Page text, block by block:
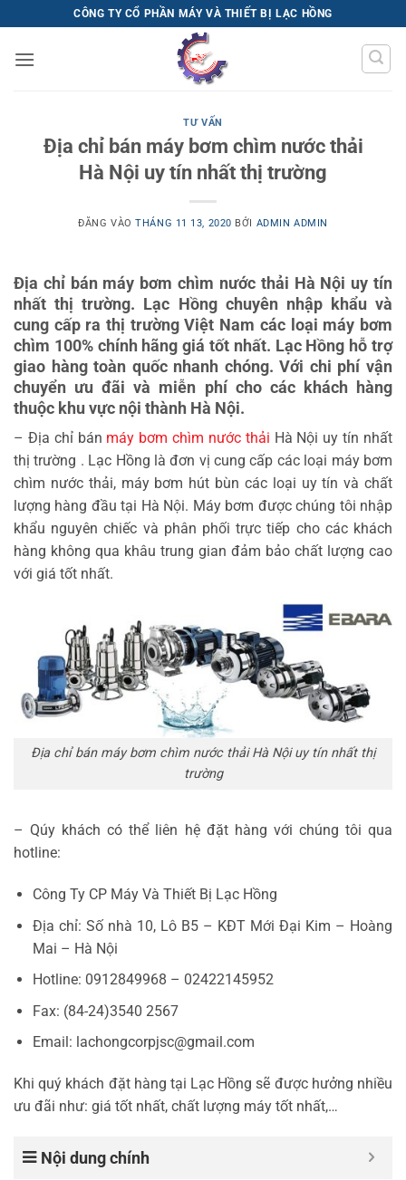
qua
nội
CÔNG TY CỔ PHẦN MÁY VÀ THIẾT BỊ LẠC HỒNG
TƯ VẤN
Địa chỉ bán máy bơm chìm nước thải
Hà Nội uy tín nhất thị trường
ĐĂNG VÀOTHÁNG 11 13, 2020 BỞI ADMIN ADMIN
Địa chỉ bán máy bơm chìm nước thải Hà Nội uy tín
nhất thị trường. Lạc Hồng chuyên nhập khẩu và
cung cấp ra thị trường Việt Nam các loại máy bơm
chìm 100% chính hãng giá tốt nhất. Lạc Hồng hỗ trợ
giao hàng toàn quốc nhanh chóng. Với chi phí vận
chuyển ưu đãi và miễn phí cho các khách hàng
thuộc khu vực nội thành Hà Nội.
– Địa chỉ bán máy bơm chìm nước thải Hà Nội uy tín nhất
thị trường . Lạc Hồng là đơn vị cung cấp các loại máy bơm
chìm nước thải, máy bơm hút bùn các loại uy tín và chất
lượng hàng đầu tại Hà Nội. Máy bơm được chúng tôi nhập
khẩu nguyên chiếc và phân phối trực tiếp cho các khách
hàng không qua khâu trung gian đảm bảo chất lượng cao
với giá tốt nhất.
Địa chỉ bán máy bơm chìm nước thải Hà Nội uy tín nhất thị
trường
– Qúy khách có thể liên hệ đặt hàng với chúng tôi qua
hotline:
Công Ty CP Máy Và Thiết Bị Lạc Hồng
Địa chỉ: Số nhà 10, Lô B5 – KĐT Mới Đại Kim – Hoàng
Mai – Hà Nội
Hotline: 0912849968 – 02422145952
Fax: (84-24)3540 2567
Email: lachongcorpjsc@gmail.com
Khi quý khách đặt hàng tại Lạc Hồng sẽ được hưởng nhiều
ưu đãi như: giá tốt nhất, chất lượng máy tốt nhất,…
Nội dung chính